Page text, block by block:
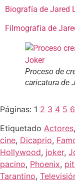
Biografía de Jared
Filmografía de
Proceso de
caricatura de
Páginas: 1 2 3 4 5 6
Etiquetado Actores,
cine, Dicaprio,
Hollywood, joker,
pacino, Phoenix,
Tarantino,